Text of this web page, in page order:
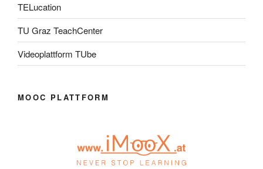
TELucation
TU Graz TeachCenter
Videoplattform TUbe
MOOC PLATTFORM